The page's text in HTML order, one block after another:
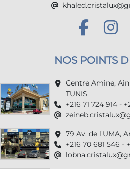
NOS POINTS
Centre Amine,
TUNIS
+216 71 724 914 -
79 Av. de l'UMA,
+216 70 681 546 -